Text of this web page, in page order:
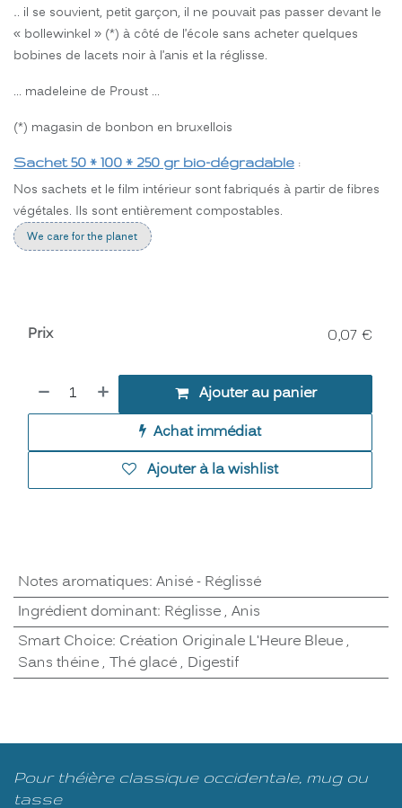
.. il se souvient, petit garçon, il ne pouvait pas passer devant le
« bollewinkel » (*) à côté de l’école sans acheter quelques
bobines de lacets noir à l’anis et la réglisse.
… madeleine de Proust …
(*) magasin de bonbon en bruxellois
Sachet 50 * 100 * 250 gr bio-dégradable :
Nos sachets et le film intérieur sont fabriqués à partir de fibres
végétales. Ils sont entièrement compostables.
We care for the planet
Ajouter au panier
Achat immédiat
Ajouter à la wishlist
Prix 0,07 €
Notes aromatiques: Anisé - Réglissé
Ingrédient dominant: Réglisse, Anis
Smart Choice: Création Originale L'Heure Bleue,
Sans théine, Thé glacé, Digestif
Pour théière classique occidentale, mug ou
tasse